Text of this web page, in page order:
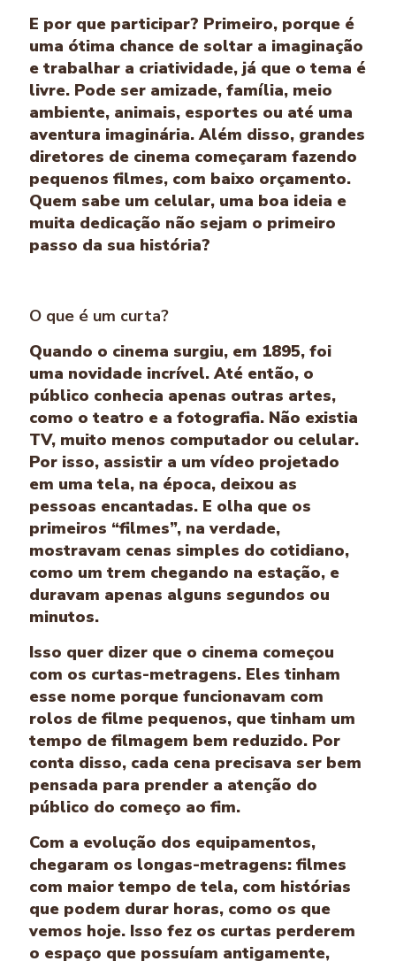
E por que participar? Primeiro, porque é
uma ótima chance de soltar a imaginação
e trabalhar a criatividade, já que o tema é
livre. Pode ser amizade, família, meio
ambiente, animais, esportes ou até uma
aventura imaginária. Além disso, grandes
diretores de cinema começaram fazendo
pequenos filmes, com baixo orçamento.
Quem sabe um celular, uma boa ideia e
muita dedicação não sejam o primeiro
passo da sua história?
O que é um curta?
Quando o cinema surgiu, em 1895, foi
uma novidade incrível. Até então, o
público conhecia apenas outras artes,
como o teatro e a fotografia. Não existia
TV, muito menos computador ou celular.
Por isso, assistir a um vídeo projetado
em uma tela, na época, deixou as
pessoas encantadas. E olha que os
primeiros “filmes”, na verdade,
mostravam cenas simples do cotidiano,
como um trem chegando na estação, e
duravam apenas alguns segundos ou
minutos.
Isso quer dizer que o cinema começou
com os curtas-metragens. Eles tinham
esse nome porque funcionavam com
rolos de filme pequenos, que tinham um
tempo de filmagem bem reduzido. Por
conta disso, cada cena precisava ser bem
pensada para prender a atenção do
público do começo ao fim.
Com a evolução dos equipamentos,
chegaram os longas-metragens: filmes
com maior tempo de tela, com histórias
que podem durar horas, como os que
vemos hoje. Isso fez os curtas perderem
o espaço que possuíam antigamente,